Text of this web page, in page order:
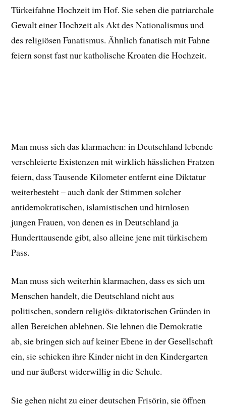
Türkeifahne Hochzeit im Hof. Sie sehen die patriarchale
Gewalt einer Hochzeit als Akt des Nationalismus und
des religiösen Fanatismus. Ähnlich fanatisch mit Fahne
feiern sonst fast nur katholische Kroaten die Hochzeit.
Man muss sich das klarmachen: in Deutschland lebende
verschleierte Existenzen mit wirklich hässlichen Fratzen
feiern, dass Tausende Kilometer entfernt eine Diktatur
weiterbesteht – auch dank der Stimmen solcher
antidemokratischen, islamistischen und hirnlosen
jungen Frauen, von denen es in Deutschland ja
Hunderttausende gibt, also alleine jene mit türkischem
Pass.
Man muss sich weiterhin klarmachen, dass es sich um
Menschen handelt, die Deutschland nicht aus
politischen, sondern religiös-diktatorischen Gründen in
allen Bereichen ablehnen. Sie lehnen die Demokratie
ab, sie bringen sich auf keiner Ebene in der Gesellschaft
ein, sie schicken ihre Kinder nicht in den Kindergarten
und nur äußerst widerwillig in die Schule.
Sie gehen nicht zu einer deutschen Frisörin, sie öffnen